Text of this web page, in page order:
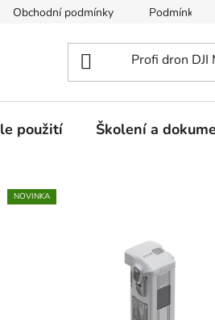
Obchodní podmínky Podmínky
použití Školení a
NOVINKA